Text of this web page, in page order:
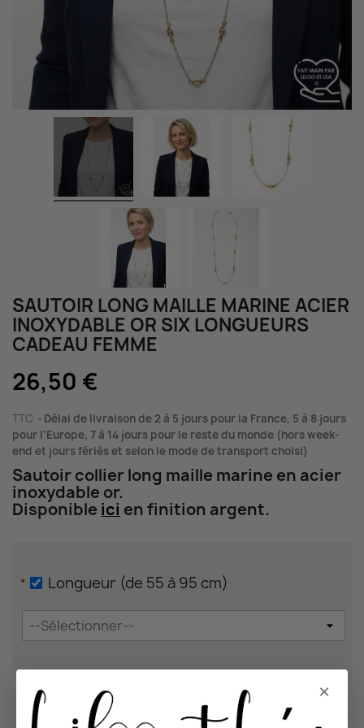
×
SAUTOIR LONG MAILLE MARINE ACIER
INOXYDABLE OR SIX LONGUEURS
CADEAU FEMME
26,50 €
TTC
Délai de livraison de 2 à 5 jours pour la France, 5 à 8 jours
pour l'Europe, 7 à 14 jours pour le reste du monde (hors week-
end et jours fériés et selon le mode de transport choisi)
Sautoir collier long maille marine en acier
inoxydable or.
Disponible ici en finition argent.
* Longueur (de 55 à 95 cm)